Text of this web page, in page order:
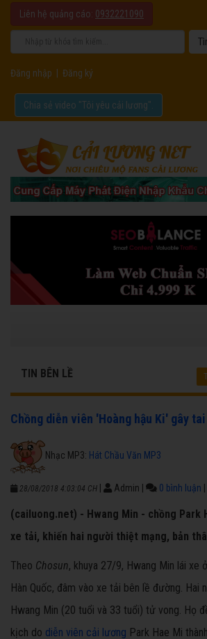
Liên hệ quảng cáo: 0932221090
Đăng nhập Đăng ký
Chia sẻ video "Tôi yêu cải lương".
TIN BÊN LỀ
Chồng diễn viên 'Hoàng hậu Ki' gây
Nhạc MP3: Hát Chầu Văn MP3
28/08/2018 4:03:04 CH Admin 0 bình luận
(cailuong.net) - Hwang Min - chồng Park
xe tải, khiến hai người thiệt mạng, bản
Theo Chosun, khuya 27/9, Hwang Min lái xe
Hàn Quốc, đâm vào xe tải bên lề đường. Hai
Hwang Min (20 tuổi và 33 tuổi) tử vong. Họ
kịch do diễn viên cải lương Park Hae Mi